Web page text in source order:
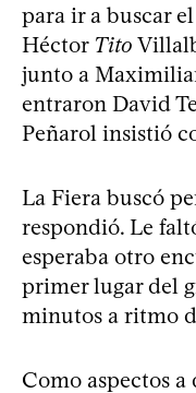
para ir a buscar
Héctor Tito
junto a
entraron David
Peñarol insistió
La Fiera buscó
respondió. Le
esperaba otro
primer lugar del
minutos a ritmo
Como aspectos